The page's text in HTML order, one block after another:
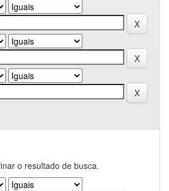
o resultado de busca.